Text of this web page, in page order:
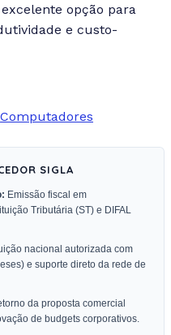
opção para
e custo-
Computadores
SIGLA
Emissão fiscal em
Tributária (ST) e DIFAL
nacional autorizada com
e suporte direto da rede de
da proposta comercial
de budgets corporativos.